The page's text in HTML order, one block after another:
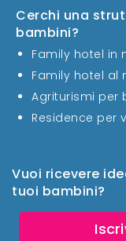
Vuoi ricevere
tuoi bambini?
Cerchi una
bambini?
Family hotel in
Family hotel al
Agriturismi per
Residence per